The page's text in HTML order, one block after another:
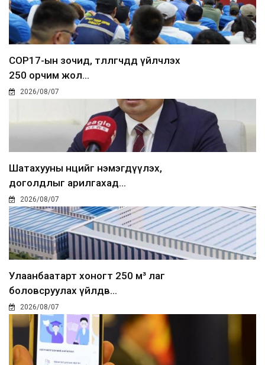
COP17-ын зочид, төлөөлөгчдөд үйлчлэх
250 орчим жол...
2026/08/07
Шатахууны нөөцийг нэмэгдүүлэх,
доголдлыг арилгахад...
2026/08/07
Улаанбаатарт хоногт 250 м³ лаг
боловсруулах үйлдв...
2026/08/07